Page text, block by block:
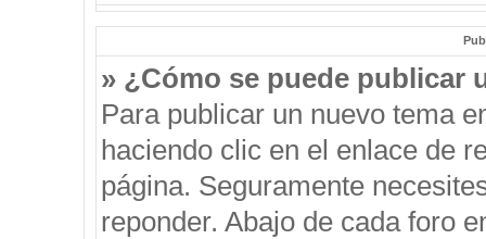
» ¿Cómo se puede publicar
Para publicar un nuevo tema
haciendo clic en el enlace de
página. Seguramente
reponder. Abajo de cada foro